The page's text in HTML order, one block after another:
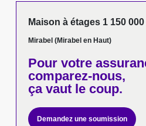
Maison à étages 1 150 000
Mirabel (Mirabel en Haut)
Pour votre
comparez-nous,
ça vaut le coup.
Demandez une soumission